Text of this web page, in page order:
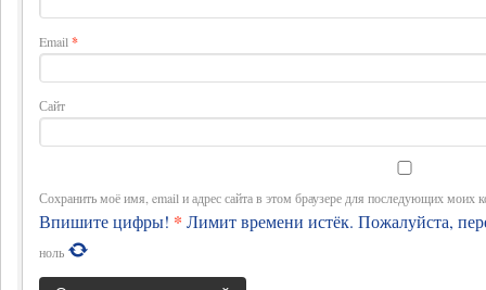
Email *
Сайт
Сохранить моё имя, email и адрес сайта в этом браузере для последующих моих
Впишите цифры! * Лимит времени истёк. Пожалуйста,
ноль